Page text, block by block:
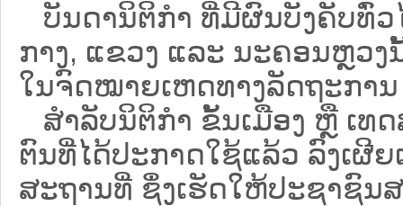
ບັນດານິຕິກໍາ ທີ່ມີຜົນບັງຄັບທົ່
ກາງ, ແຂວງ ແລະ ນະຄອນຫຼວ
ໃນຈົດໝາຍເຫດທາງລັດຖະການ
ສຳລັບນິ​ຕິ​ກຳ ຂັ້ນເມືອງ ຫຼື ເທ
ຕົນທີ່ໄດ້ປະກາດໃຊ້ແລ້ວ ລົງ​ເຜີ
ສະຖານທີ່ ຊຶ່ງເຮັດໃຫ້ປະຊາຊົນສ